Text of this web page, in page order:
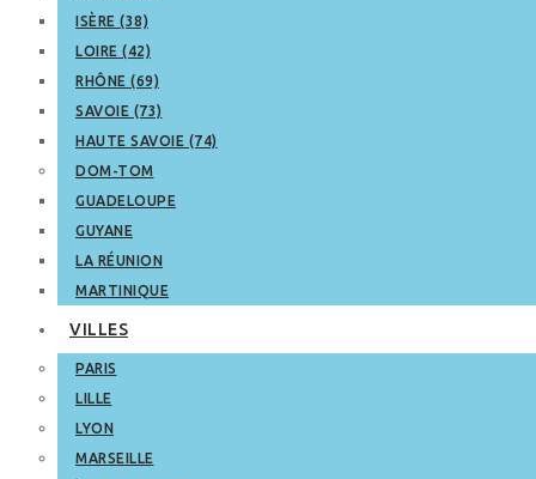
ISÈRE (38)
LOIRE (42)
RHÔNE (69)
SAVOIE (73)
HAUTE SAVOIE (74)
DOM-TOM
GUADELOUPE
GUYANE
LA RÉUNION
MARTINIQUE
VILLES
PARIS
LILLE
LYON
MARSEILLE